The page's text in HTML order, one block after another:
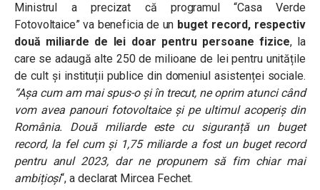
Ministrul a precizat că programul “Casa Verde
Fotovoltaice” va beneficia de un buget record, respectiv
două miliarde de lei doar pentru persoane fizice, la
care se adaugă alte 250 de milioane de lei pentru unitățile
de cult și instituții publice din domeniul asistenței sociale.
“Așa cum am mai spus-o și în trecut, ne oprim atunci când
vom avea panouri fotovoltaice și pe ultimul acoperiș din
România. Două miliarde este cu siguranță un buget
record, la fel cum și 1,75 miliarde a fost un buget record
pentru anul 2023, dar ne propunem să fim chiar mai
ambițioși“, a declarat Mircea Fechet.